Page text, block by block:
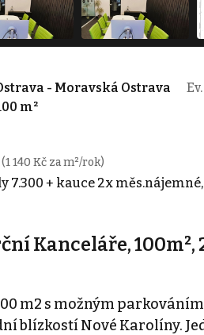
- Moravská Ostrava
m²
(1 140 Kč za m²/rok)
7.300 + kauce 2x
Kanceláře, 100m²,
m2 s možným
blízkostí Nové Karolíny.